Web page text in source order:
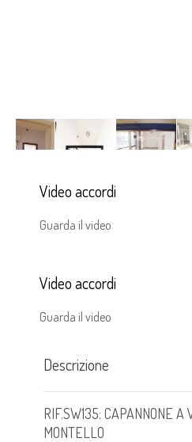
Video accordi
Guarda il video
Video accordi
Guarda il video
Descrizione
RIF.SW135: CAPANNONE A
MONTELLO